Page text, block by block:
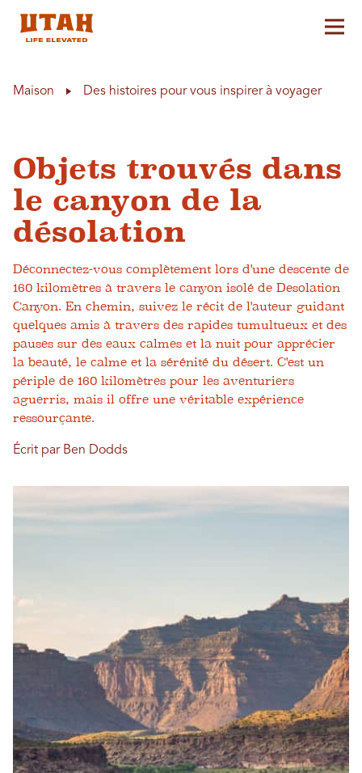
Maison Des histoires pour vous inspirer à voyager
Objets trouvés dans
le canyon de la
désolation
Déconnectez-vous complètement lors d'une descente de
160 kilomètres à travers le canyon isolé de Desolation
Canyon. En chemin, suivez le récit de l'auteur guidant
quelques amis à travers des rapides tumultueux et des
pauses sur des eaux calmes et la nuit pour apprécier
la beauté, le calme et la sérénité du désert. C'est un
périple de 160 kilomètres pour les aventuriers
aguerris, mais il offre une véritable expérience
ressourçante.
Écrit par Ben Dodds